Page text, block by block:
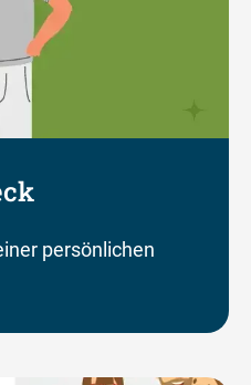
persönlichen